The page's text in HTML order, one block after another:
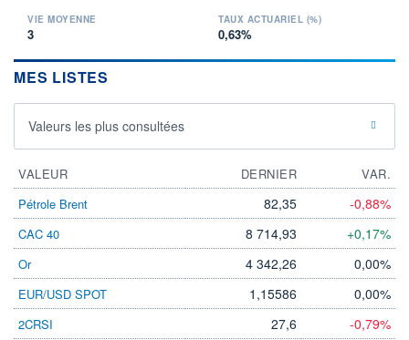
VIE MOYENNE
3
TAUX ACTUARIEL (%)
0,63%
MES LISTES
Valeurs les plus consultées
VALEUR DERNIER
VAR.
Pétrole Brent
82,35 -0,88%
CAC 40 8 714,93 +0,17%
Or 4 342,26 0,00%
EUR/USD SPOT 1,15586 0,00%
2CRSI 27,6 -0,79%